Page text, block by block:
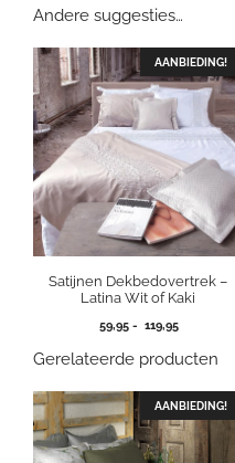
Andere suggesties…
AANBIEDING!
Satijnen Dekbedovertrek –
Latina Wit of Kaki
59,95 - 119,95Prijsklasse:
tot
Gerelateerde producten
AANBIEDING!